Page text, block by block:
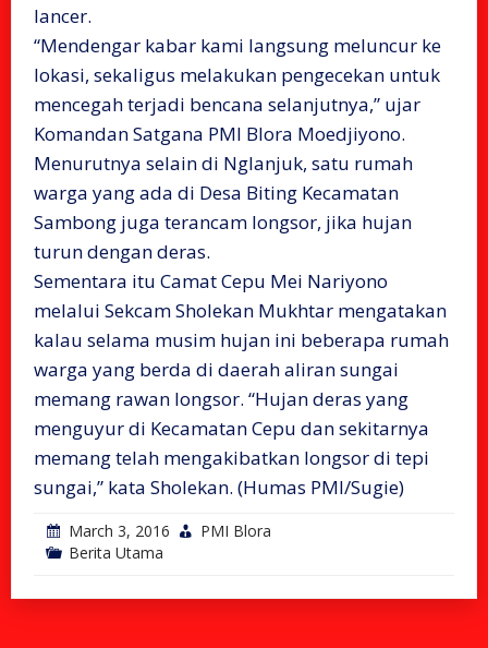
lancer.
“Mendengar kabar kami langsung meluncur ke
lokasi, sekaligus melakukan pengecekan untuk
mencegah terjadi bencana selanjutnya,” ujar
Komandan Satgana PMI Blora Moedjiyono.
Menurutnya selain di Nglanjuk, satu rumah
warga yang ada di Desa Biting Kecamatan
Sambong juga terancam longsor, jika hujan
turun dengan deras.
Sementara itu Camat Cepu Mei Nariyono
melalui Sekcam Sholekan Mukhtar mengatakan
kalau selama musim hujan ini beberapa rumah
warga yang berda di daerah aliran sungai
memang rawan longsor. “Hujan deras yang
menguyur di Kecamatan Cepu dan sekitarnya
memang telah mengakibatkan longsor di tepi
sungai,” kata Sholekan. (Humas PMI/Sugie)
March 3, 2016
PMI Blora
Berita Utama